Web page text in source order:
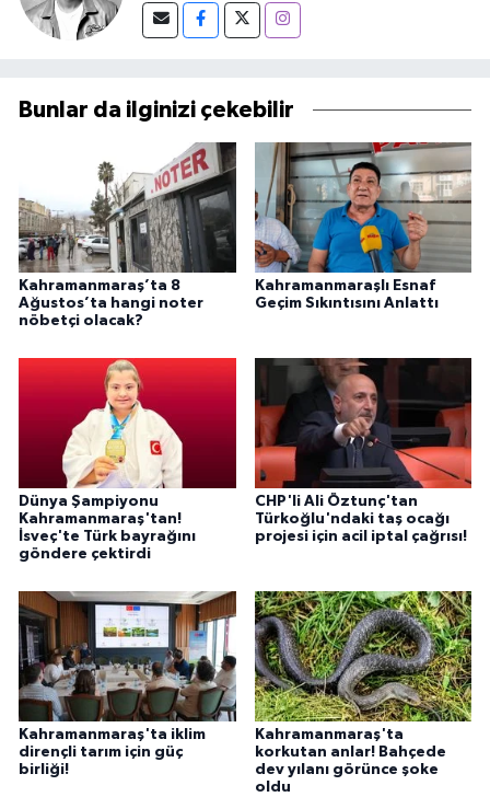
Bunlar da ilginizi çekebilir
Kahramanmaraş’ta 8
Ağustos’ta hangi noter
nöbetçi olacak?
Kahramanmaraşlı Esnaf
Geçim Sıkıntısını Anlattı
Dünya Şampiyonu
Kahramanmaraş'tan!
İsveç'te Türk bayrağını
göndere çektirdi
CHP'li Ali Öztunç'tan
Türkoğlu'ndaki taş ocağı
projesi için acil iptal çağrısı!
Kahramanmaraş'ta iklim
dirençli tarım için güç
birliği!
Kahramanmaraş'ta
korkutan anlar! Bahçede
dev yılanı görünce şoke
oldu